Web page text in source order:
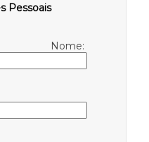
Pessoais
Nome: